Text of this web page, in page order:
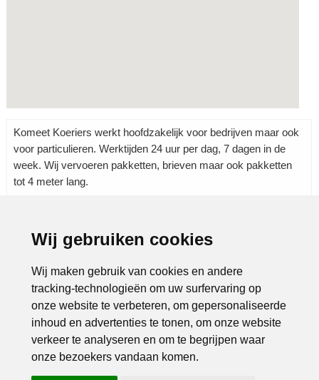
Wij gebruiken cookies
Wij maken gebruik van cookies en andere
tracking-technologieën om uw surfervaring op
onze website te verbeteren, om gepersonaliseerde
inhoud en advertenties te tonen, om onze website
verkeer te analyseren en om te begrijpen waar
onze bezoekers vandaan komen.
Komeet Koeriers werkt hoofdzakelijk voor bedrijven maar ook
voor particulieren. Werktijden 24 uur per dag, 7 dagen in de
week. Wij vervoeren pakketten, brieven maar ook pakketten
tot 4 meter lang.